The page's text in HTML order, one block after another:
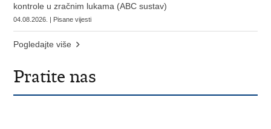
kontrole u zračnim lukama (ABC sustav)
04.08.2026. | Pisane vijesti
Pogledajte više
Pratite nas